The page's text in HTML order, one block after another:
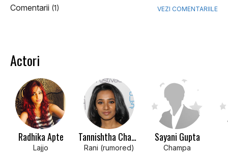
Comentarii (1) VEZI COMENTARIILE
Actori
Radhika Apte
Lajjo
Tannishtha Chatterjee
Rani (rumored)
Sayani Gupta
Champa